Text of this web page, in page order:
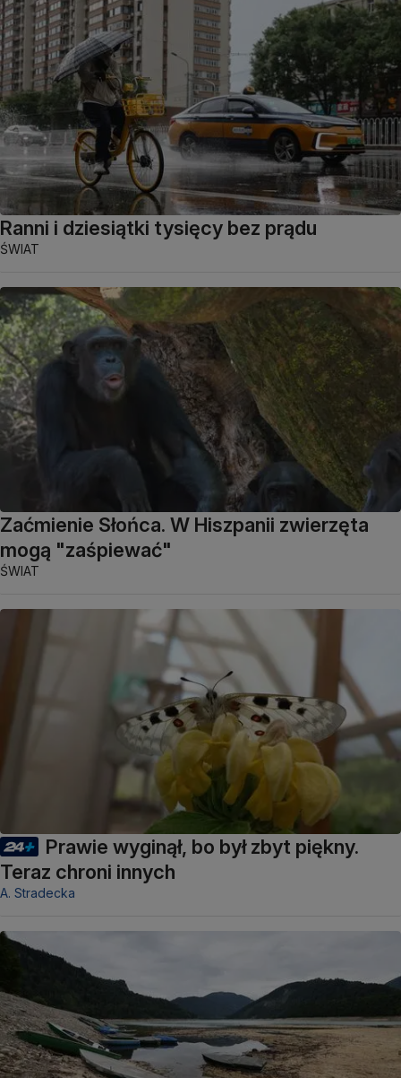
Ranni i dziesiątki tysięcy bez prądu
ŚWIAT
Zaćmienie Słońca. W Hiszpanii zwierzęta
mogą "zaśpiewać"
ŚWIAT
Prawie wyginął, bo był zbyt piękny.
Teraz chroni innych
A. Stradecka